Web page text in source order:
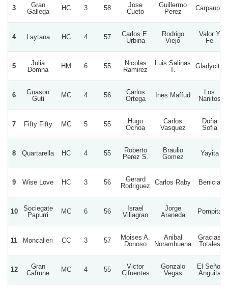
3
Gran
Gallega
HC 3 58
Jose
Cueto
Guillermo
Perez
Carpaupa
4 Laytana HC 4 57
Carlos E.
Urbina
Rodrigo
Viejo
Valor Y
Fe
5
Julia
Domna
HM 6 55
Nicolas
Ramirez
Luis Salinas
T.
Gladycita
6
Guason
Guti
MC 4 56
Carlos
Ortega
Ines Maffud
Los
Nanitos
7 Fifty Fifty MC 5 55
Hugo
Ochoa
Carlos
Vasquez
Doña
Sofia
8 Quartarella HC 4 55
Roberto
Perez S.
Braulio
Gomez
Yayita
9 Wise Love HC 3 56
Gerard
Rodriguez
Carlos Raby Benicia
10
Sociegate
Papurri
MC 6 56
Israel
Villagran
Jorge
Araneda
Pompita
11 Moncalieri CC 3 57
Moises A.
Donoso
Anibal
Norambuena
Gracias
Totales
12
Gran
Cafrune
MC 4 55
Victor
Cifuentes
Gonzalo
Vegas
El Señor
Anguita